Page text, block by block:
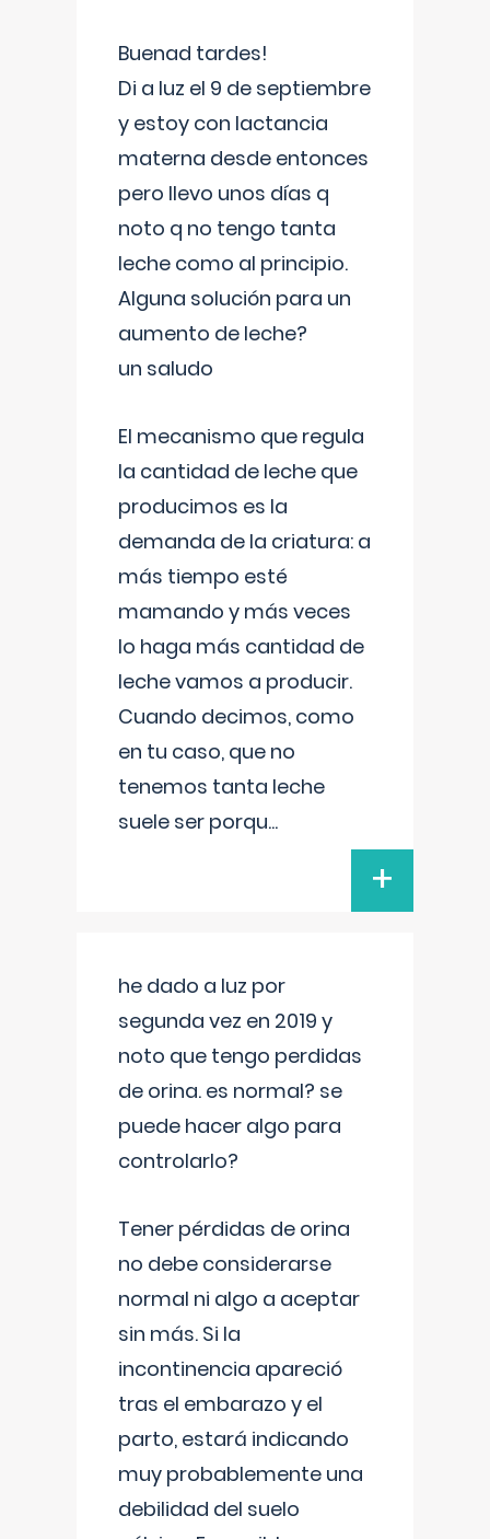
Buenad tardes!
Di a luz el 9 de septiembre
y estoy con lactancia
materna desde entonces
pero llevo unos días q
noto q no tengo tanta
leche como al principio.
Alguna solución para un
aumento de leche?
un saludo
El mecanismo que regula
la cantidad de leche que
producimos es la
demanda de la criatura: a
más tiempo esté
mamando y más veces
lo haga más cantidad de
leche vamos a producir.
Cuando decimos, como
en tu caso, que no
tenemos tanta leche
suele ser porqu...
+
he dado a luz por
segunda vez en 2019 y
noto que tengo perdidas
de orina. es normal? se
puede hacer algo para
controlarlo?
Tener pérdidas de orina
no debe considerarse
normal ni algo a aceptar
sin más. Si la
incontinencia apareció
tras el embarazo y el
parto, estará indicando
muy probablemente una
debilidad del suelo